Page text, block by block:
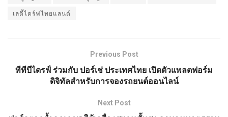
เลดี้ไดร์ฟไทยแลนด์
Previous Post
ทีทีบีไดรฟ์ ร่วมกับ ปอร์เช่ ประเทศไทย เปิดตัวแพลตฟอร์ม
ดิจิทัลสำหรับการจองรถยนต์ออนไลน์
Next Post